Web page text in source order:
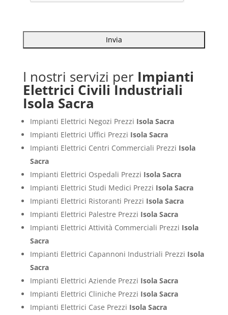
I nostri servizi per Impianti
Elettrici Civili Industriali
Isola Sacra
Impianti Elettrici Negozi Prezzi Isola Sacra
Impianti Elettrici Uffici Prezzi Isola Sacra
Impianti Elettrici Centri Commerciali Prezzi Isola
Sacra
Impianti Elettrici Ospedali Prezzi Isola Sacra
Impianti Elettrici Studi Medici Prezzi Isola Sacra
Impianti Elettrici Ristoranti Prezzi Isola Sacra
Impianti Elettrici Palestre Prezzi Isola Sacra
Impianti Elettrici Attività Commerciali Prezzi Isola
Sacra
Impianti Elettrici Capannoni Industriali Prezzi Isola
Sacra
Impianti Elettrici Aziende Prezzi Isola Sacra
Impianti Elettrici Cliniche Prezzi Isola Sacra
Impianti Elettrici Case Prezzi Isola Sacra